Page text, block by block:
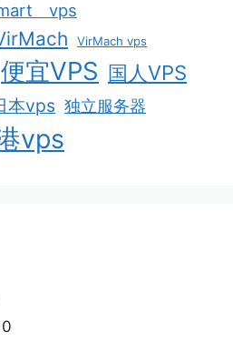
vps
VirMach vps
便宜VPS 国人VPS
本vps 独立服务器
vps